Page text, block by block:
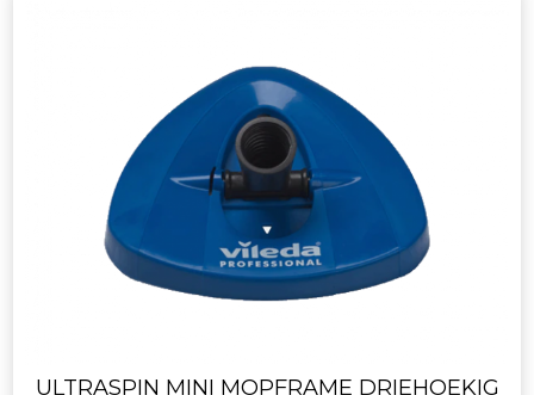
ULTRASPIN MINI MOPFRAME DRIEHOEKIG